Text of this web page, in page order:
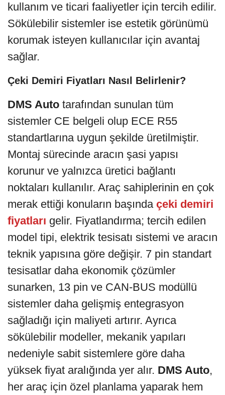
kullanım ve ticari faaliyetler için tercih edilir.
Sökülebilir sistemler ise estetik görünümü
korumak isteyen kullanıcılar için avantaj
sağlar.
Çeki Demiri Fiyatları Nasıl Belirlenir?
DMS Auto tarafından sunulan tüm
sistemler CE belgeli olup ECE R55
standartlarına uygun şekilde üretilmiştir.
Montaj sürecinde aracın şasi yapısı
korunur ve yalnızca üretici bağlantı
noktaları kullanılır. Araç sahiplerinin en çok
merak ettiği konuların başında çeki demiri
fiyatları gelir. Fiyatlandırma; tercih edilen
model tipi, elektrik tesisatı sistemi ve aracın
teknik yapısına göre değişir. 7 pin standart
tesisatlar daha ekonomik çözümler
sunarken, 13 pin ve CAN-BUS modüllü
sistemler daha gelişmiş entegrasyon
sağladığı için maliyeti artırır. Ayrıca
sökülebilir modeller, mekanik yapıları
nedeniyle sabit sistemlere göre daha
yüksek fiyat aralığında yer alır. DMS Auto,
her araç için özel planlama yaparak hem